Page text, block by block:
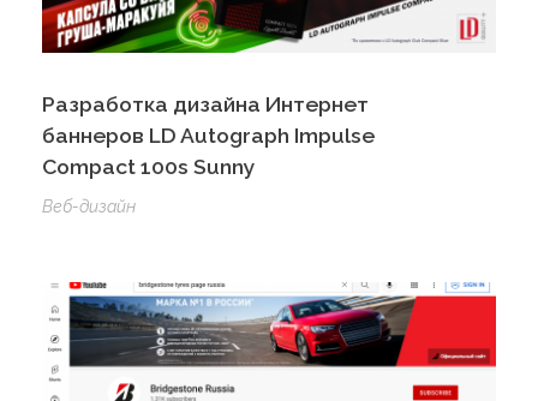
Разработка дизайна Интернет
баннеров LD Autograph Impulse
Compact 100s Sunny
Веб-дизайн